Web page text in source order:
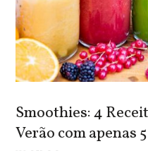
Smoothies: 4
Verão com apenas